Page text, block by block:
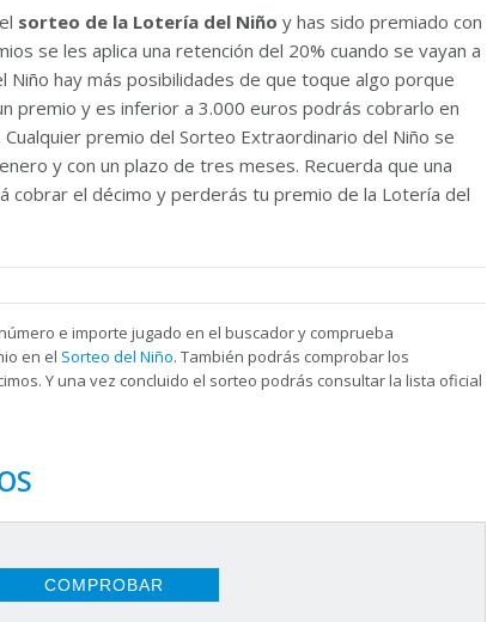
sorteo de la Lotería del Niño y has sido premiado con
se les aplica una retención del 20% cuando se vayan a
Niño hay más posibilidades de que toque algo porque
premio y es inferior a 3.000 euros podrás cobrarlo en
premio del Sorteo Extraordinario del Niño se
y con un plazo de tres meses. Recuerda que una
cobrar el décimo y perderás tu premio de la Lotería del
e importe jugado en el buscador y comprueba
en el Sorteo del Niño. También podrás comprobar los
Y una vez concluido el sorteo podrás consultar la lista oficial